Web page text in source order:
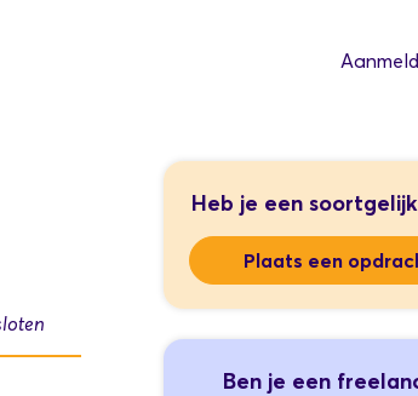
Heb je een
Plaats een
Ben je een